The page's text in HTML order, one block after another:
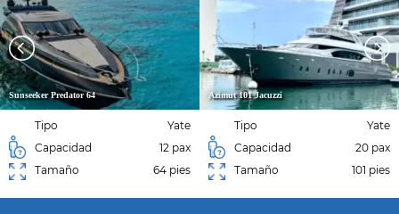
Sunseeker Predator 64
Tipo
Yate
Capacidad
12 pax
Tamaño
64 pies
Azimut 101 Jacuzzi
Tipo
Yate
Capacidad
20 pax
Tamaño
101 pies